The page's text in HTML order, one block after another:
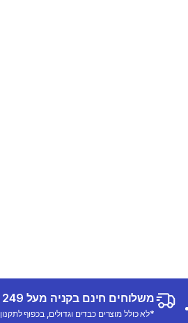
משלוחים חינם בקניה מעל 249 ש"ח
*לא כולל מוצרים כבדים וגדולים, בכפוף לתקנון